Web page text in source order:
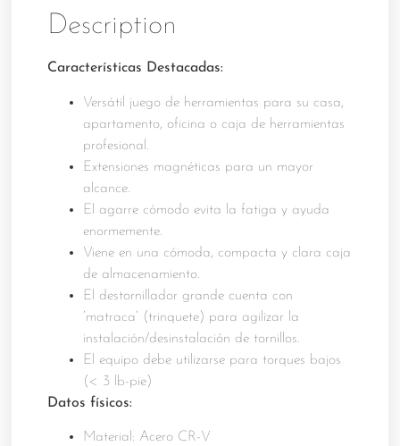
Description
Características Destacadas:
Versátil juego de herramientas para su casa,
apartamento, oficina o caja de herramientas
profesional.
Extensiones magnéticas para un mayor
alcance.
El agarre cómodo evita la fatiga y ayuda
enormemente.
Viene en una cómoda, compacta y clara caja
de almacenamiento.
El destornillador grande cuenta con
‘matraca’ (trinquete) para agilizar la
instalación/desinstalación de tornillos.
El equipo debe utilizarse para torques bajos
(< 3 lb-pie)
Datos físicos:
Material: Acero CR-V